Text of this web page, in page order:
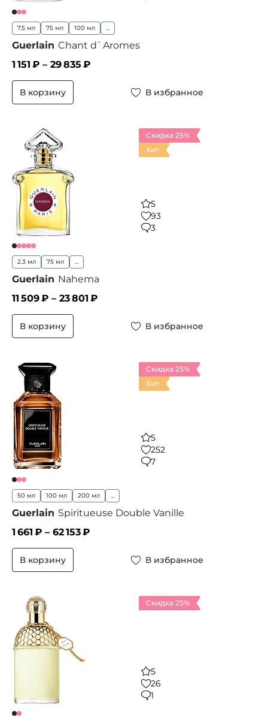
7.5 мл 75 мл 100 мл ...
Guerlain Chant d`Aromes
1 151 ₽ – 29 835 ₽
В корзину В избранное
Скидка 25%
Хит
5
93
3
2.3 мл 75 мл ...
Guerlain Nahema
11 509₽ – 23 801 ₽
В корзину В избранное
Скидка 25%
Хит
5
252
7
50 мл 100 мл 200 мл ...
Guerlain Spiritueuse Double Vanille
1 661 ₽ – 62 153₽
В корзину В избранное
Скидка 25%
5
26
1